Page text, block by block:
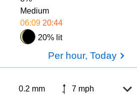
Medium
06:09 20:44
20% lit
Per hour, Today
0.2 mm 7 mph